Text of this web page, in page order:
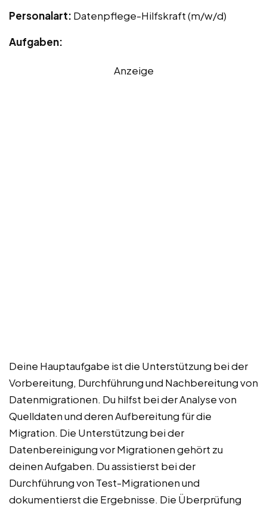
Personalart: Datenpflege-Hilfskraft (m/w/d)
Aufgaben:
Anzeige
Deine Hauptaufgabe ist die Unterstützung bei der
Vorbereitung, Durchführung und Nachbereitung von
Datenmigrationen. Du hilfst bei der Analyse von
Quelldaten und deren Aufbereitung für die
Migration. Die Unterstützung bei der
Datenbereinigung vor Migrationen gehört zu
deinen Aufgaben. Du assistierst bei der
Durchführung von Test-Migrationen und
dokumentierst die Ergebnisse. Die Überprüfung